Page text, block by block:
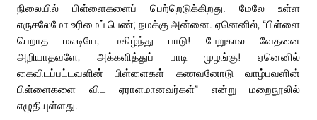
நிலையில் பிள்ளைகளைப் பெற்றெடுக்கிறது. மேலே உள்ள
எருசலேமோ உரிமைப் பெண்; நமக்கு அன்னை. ஏனெனில், “பிள்ளை
பெறாத மலடியே, மகிழ்ந்து பாடு! பேறுகால வேதனை
அறியாதவளே, அக்களித்துப் பாடி முழங்கு! ஏனெனில்
கைவிடப்பட்டவளின் பிள்ளைகள் கணவனோடு வாழ்பவளின்
பிள்ளைகளை விட ஏராளமானவர்கள்” என்று மறைநூலில்
எழுதியுள்ளது.